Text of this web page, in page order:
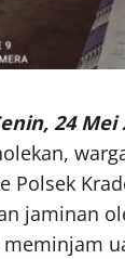
24 Mei
Polsek
jaminan